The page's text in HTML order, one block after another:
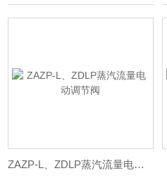
ZAZP-L、ZDLP蒸汽流量电动调节阀